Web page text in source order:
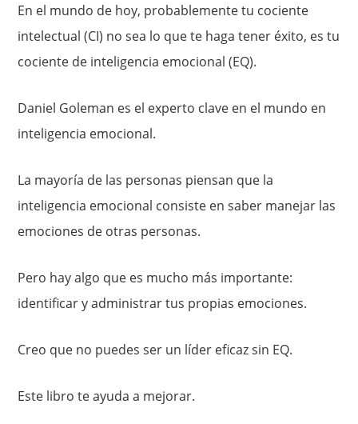
En el mundo de hoy, probablemente tu cociente
intelectual (CI) no sea lo que te haga tener éxito, es tu
cociente de inteligencia emocional (EQ).
Daniel Goleman es el experto clave en el mundo en
inteligencia emocional.
La mayoría de las personas piensan que la
inteligencia emocional consiste en saber manejar las
emociones de otras personas.
Pero hay algo que es mucho más importante:
identificar y administrar tus propias emociones.
Creo que no puedes ser un líder eficaz sin EQ.
Este libro te ayuda a mejorar.